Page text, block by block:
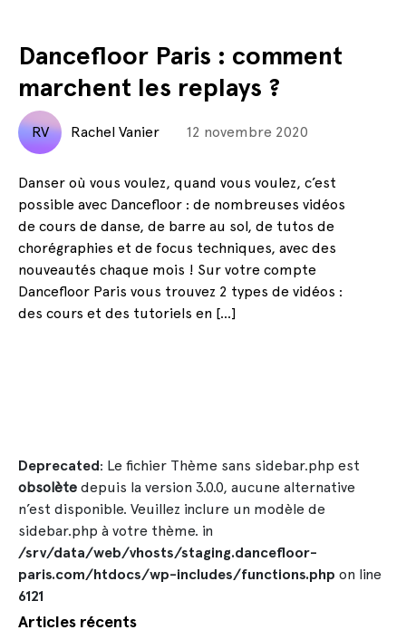
Dancefloor Paris : comment
marchent les replays ?
RV Rachel Vanier 12 novembre 2020
Danser où vous voulez, quand vous voulez, c’est
possible avec Dancefloor : de nombreuses vidéos
de cours de danse, de barre au sol, de tutos de
chorégraphies et de focus techniques, avec des
nouveautés chaque mois ! Sur votre compte
Dancefloor Paris vous trouvez 2 types de vidéos :
des cours et des tutoriels en […]
Deprecated: Le fichier Thème sans sidebar.php est
obsolète depuis la version 3.0.0, aucune alternative
n’est disponible. Veuillez inclure un modèle de
sidebar.php à votre thème. in
/srv/data/web/vhosts/staging.dancefloor-
paris.com/htdocs/wp-includes/functions.php on line
6121
Articles récents